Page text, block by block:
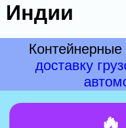
Индии
доставку